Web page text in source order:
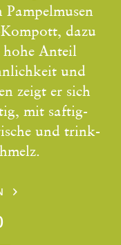
dazu
hohe Anteil
und
zeigt er sich
mit saftig-
und trink-